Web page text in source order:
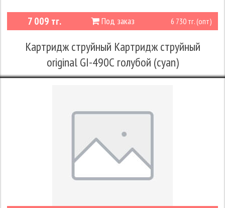
Под заказ
7 009 тг. 6 730 тг. (опт)
Картридж струйный Картридж струйный
original GI-490С голубой (cyan)